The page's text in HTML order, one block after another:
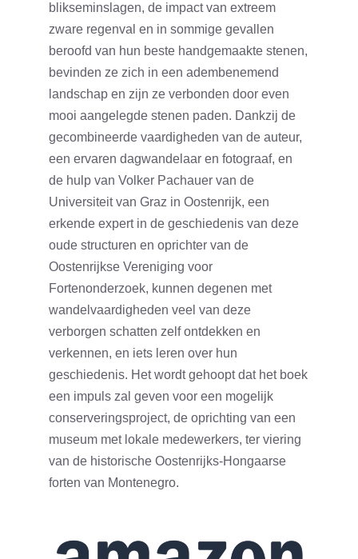
blikseminslagen, de impact van extreem
zware regenval en in sommige gevallen
beroofd van hun beste handgemaakte stenen,
bevinden ze zich in een adembenemend
landschap en zijn ze verbonden door even
mooi aangelegde stenen paden. Dankzij de
gecombineerde vaardigheden van de auteur,
een ervaren dagwandelaar en fotograaf, en
de hulp van Volker Pachauer van de
Universiteit van Graz in Oostenrijk, een
erkende expert in de geschiedenis van deze
oude structuren en oprichter van de
Oostenrijkse Vereniging voor
Fortenonderzoek, kunnen degenen met
wandelvaardigheden veel van deze
verborgen schatten zelf ontdekken en
verkennen, en iets leren over hun
geschiedenis. Het wordt gehoopt dat het boek
een impuls zal geven voor een mogelijk
conserveringsproject, de oprichting van een
museum met lokale medewerkers, ter viering
van de historische Oostenrijks-Hongaarse
forten van Montenegro.